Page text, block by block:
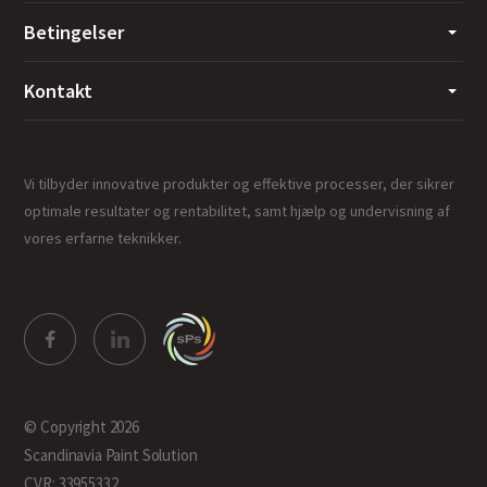
Betingelser
Kontakt
Vi tilbyder innovative produkter og effektive processer, der sikrer
optimale resultater og rentabilitet, samt hjælp og undervisning af
vores erfarne teknikker.
© Copyright 2026
Scandinavia Paint Solution